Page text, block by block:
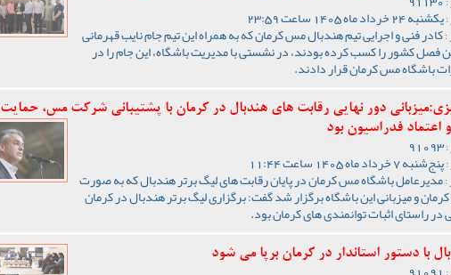
:یکشنبه 24 خرداد ماه 1405 ساعت 23:59
:کادر فنی و اجرایی تیم هندبال مس کرمان که به همراه این تیم جام نایب قهرمانی
فصل کشور را کسب کرده بودند، در نشستی با مدیریت باشگاه، این جام را در
باشگاه مس کرمان قرار دادند.
دور نهایی رقابت های هندبال در کرمان با پشتیبانی شرکت مس، حمایت
و اعتماد فدراسیون بود
:
91093
:پنج‌شنبه 7 خرداد ماه 1405 ساعت 11:44
:مدیرعامل باشگاه مس کرمان در پایان رقابت های لیگ برتر هندبال که به صورت
و میزبانی این باشگاه برگزار شد گفت: برگزاری لیگ برتر هندبال در کرمان
در راستای اثبات توانمندی های کرمان بود.
با دستور استاندار در کرمان برپا می شود